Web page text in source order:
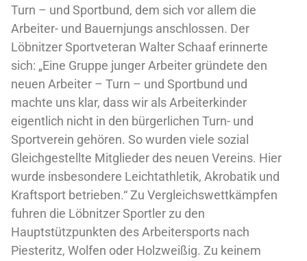
Turn – und Sportbund, dem sich vor allem die
Arbeiter- und Bauernjungs anschlossen. Der
Löbnitzer Sportveteran Walter Schaaf erinnerte
sich: „Eine Gruppe junger Arbeiter gründete den
neuen Arbeiter – Turn – und Sportbund und
machte uns klar, dass wir als Arbeiterkinder
eigentlich nicht in den bürgerlichen Turn- und
Sportverein gehören. So wurden viele sozial
Gleichgestellte Mitglieder des neuen Vereins. Hier
wurde insbesondere Leichtathletik, Akrobatik und
Kraftsport betrieben.“ Zu Vergleichswettkämpfen
fuhren die Löbnitzer Sportler zu den
Hauptstützpunkten des Arbeitersports nach
Piesteritz, Wolfen oder Holzweißig. Zu keinem